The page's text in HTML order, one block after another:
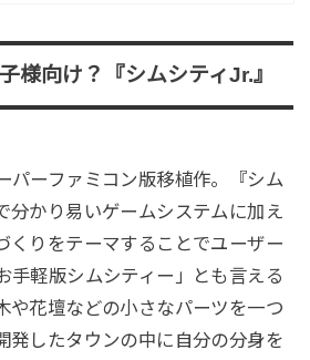
様向け？『シムシティJr.』
パーファミコン版移植作。『シム
分かり易いゲームシステムに加え
くりをテーマすることでユーザー
手軽版シムシティー」とも言える
や花壇などの小さなパーツを一つ
発したタウンの中に自分の分身を